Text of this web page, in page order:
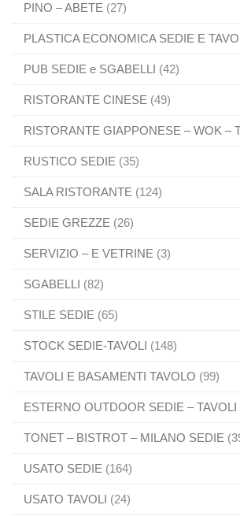
PINO – ABETE (27)
PLASTICA ECONOMICA SEDIE E
PUB SEDIE e SGABELLI (42)
RISTORANTE CINESE (49)
RISTORANTE GIAPPONESE – WOK –
RUSTICO SEDIE (35)
SALA RISTORANTE (124)
SEDIE GREZZE (26)
SERVIZIO – E VETRINE (3)
SGABELLI (82)
STILE SEDIE (65)
STOCK SEDIE-TAVOLI (148)
TAVOLI E BASAMENTI TAVOLO (99)
ESTERNO OUTDOOR SEDIE – TAVOLI
TONET – BISTROT – MILANO SEDIE
USATO SEDIE (164)
USATO TAVOLI (24)